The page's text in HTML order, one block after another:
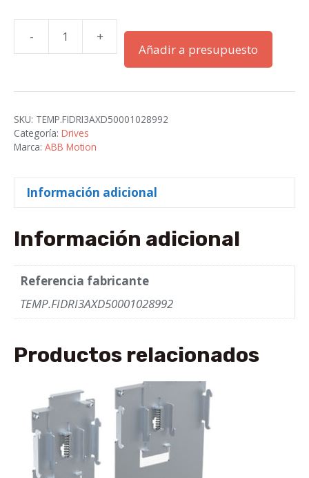
-
ACQ80-
01-
4
cantidad
+
Añadir a presupuesto
SKU: TEMP.FIDRI3AXD50001028992
Categoría: Drives
Marca: ABB Motion
Información adicional
Información adicional
Referencia fabricante
TEMP.FIDRI3AXD50001028992
Productos relacionados